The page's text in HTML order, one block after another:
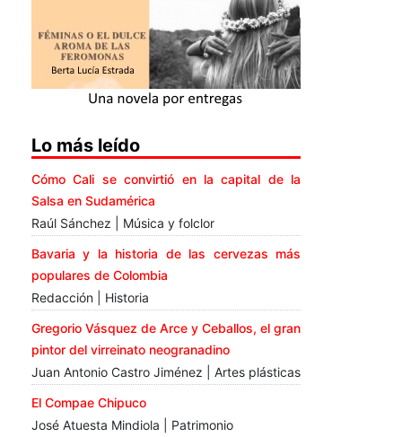
Lo más leído
Cómo Cali se convirtió en la capital de la
Salsa en Sudamérica
Raúl Sánchez | Música y folclor
Bavaria y la historia de las cervezas más
populares de Colombia
Redacción | Historia
Gregorio Vásquez de Arce y Ceballos, el gran
pintor del virreinato neogranadino
Juan Antonio Castro Jiménez | Artes plásticas
El Compae Chipuco
José Atuesta Mindiola | Patrimonio